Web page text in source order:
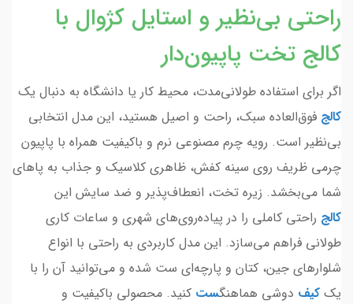
راحتی بی‌نظیر و استایل کژوال با
کالج تخت پاپیون‌دار
اگر برای استفاده طولانی‌مدت، محیط کار یا دانشگاه به دنبال یک
کالج فوق‌العاده سبک، راحت و اصیل هستید، این مدل انتخابی
بی‌نظیر است. رویه چرم مصنوعی نرم و باکیفیت همراه با پاپیون
چرمی ظریف روی سینه کفش، ظاهری کلاسیک و جذاب به پاهای
شما می‌بخشد. زیره تخت، انعطاف‌پذیر و ضد سایش این
کالج راحتی کاملی را در پیاده‌روی‌های شهری و ساعات کاری
طولانی فراهم می‌سازد. این مدل کاربردی به راحتی با انواع
شلوارهای جین، کتان و پارچه‌ای ست شده و می‌توانید آن را با
یک کیف دوشی هماهنگست کنید. محصولی باکیفیت و